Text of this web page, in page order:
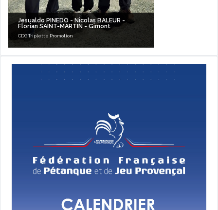
Jesualdo PINEDO - Nicolas BALEUR -
Florian SAINT-MARTIN - Gimont
CDG Triplette Promotion